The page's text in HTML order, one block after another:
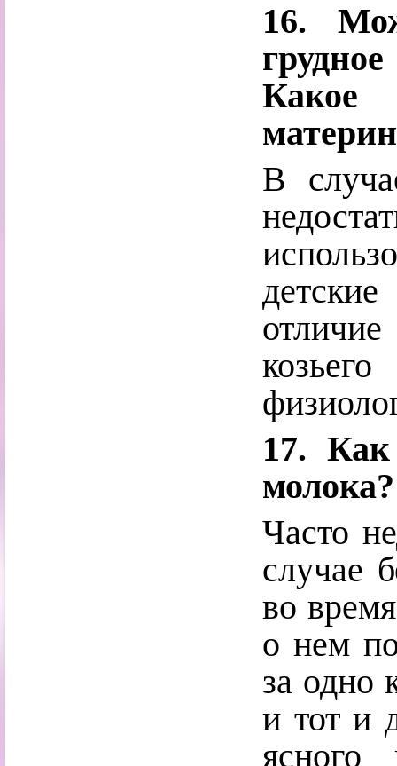
16.
В
17. Как
молока?
Часто
случае
во
о нем
за одно
и тот и
ясного